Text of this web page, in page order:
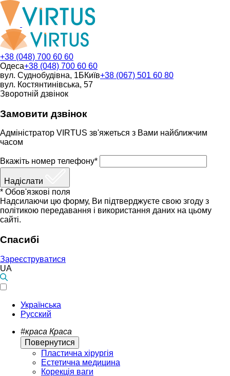
+38 (048) 700 60 60
Одеса+38 (048) 700 60 60
вул. Суднобудівна, 1БКиїв+38 (067) 501 60 80
вул. Костянтинівська, 57
Зворотній дзвінок
Замовити дзвінок
Адміністратор VIRTUS зв'яжеться з Вами найближчим
часом
Вкажіть номер телефону*
Надіслати
* Обов'язкові поля
Надсилаючи цю форму, Ви підтверджуєте свою згоду з
політикою передавання і використання даних на цьому
сайті.
Спасибі
Зареєструватися
UA
Українська
Русский
#краса Краса
Повернутися
Пластична хірургія
Естетична медицина
Корекція ваги